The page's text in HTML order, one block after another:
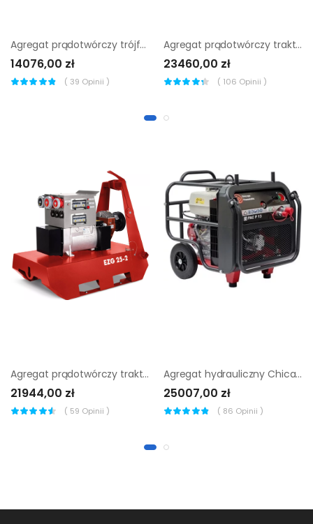
Agregat prądotwórczy trójfazowy Sumera Motor SMG-14TE-K
14076,00 zł
( 39 Opinii )
Agregat prądotwórczy traktorowy Endress EZG 66/4
23460,00 zł
( 106 Opinii )
Agregat prądotwórczy traktorowy Endress EZG 25/2 TN-S
21944,00 zł
( 59 Opinii )
Agregat hydrauliczny Chicago Pneumatic PAC P13
25007,00 zł
( 86 Opinii )